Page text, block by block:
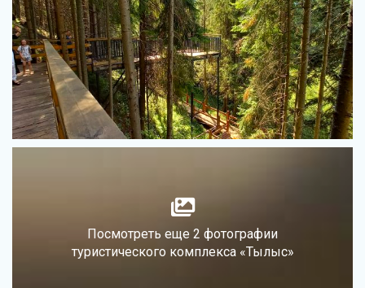
Посмотреть еще 2 фотографии
туристического комплекса «Тылыс»